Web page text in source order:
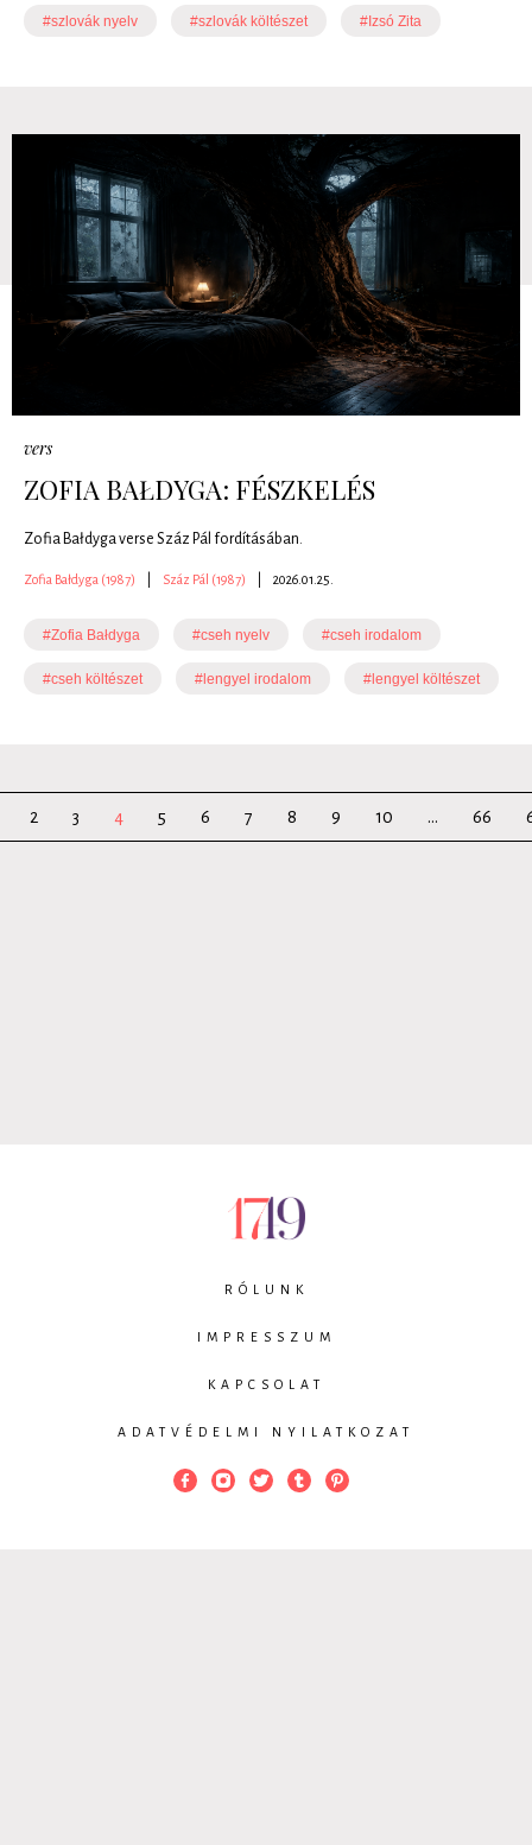
#szlovák nyelv #szlovák költészet #Izsó Zita
vers
ZOFIA BAŁDYGA: FÉSZKELÉS
Zofia Bałdyga verse Száz Pál fordításában.
Zofia Bałdyga (1987) Száz Pál (1987) 2026.01.25.
#Zofia Bałdyga #cseh nyelv #cseh irodalom
#cseh költészet #lengyel irodalom #lengyel költészet
2 3 4 5 6 7 8 9 10 ... 66
RÓLUNK
IMPRESSZUM
KAPCSOLAT
ADATVÉDELMI NYILATKOZAT